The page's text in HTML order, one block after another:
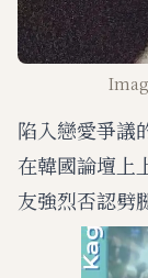
陷入戀愛爭議
在韓國論壇上
友強烈否認劈